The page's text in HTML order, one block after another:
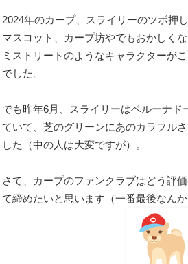
2024年のカープ、スライリーのツボ押
マスコット、カープ坊やでもおかしく
ミストリートのようなキャラクターが
でした。
でも昨年6月、スライリーはベルーナド
ていて、芝のグリーンにあのカラフル
した（中の人は大変ですが）。
さて、カープのファンクラブはどう評
て締めたいと思います（一番最後なんか